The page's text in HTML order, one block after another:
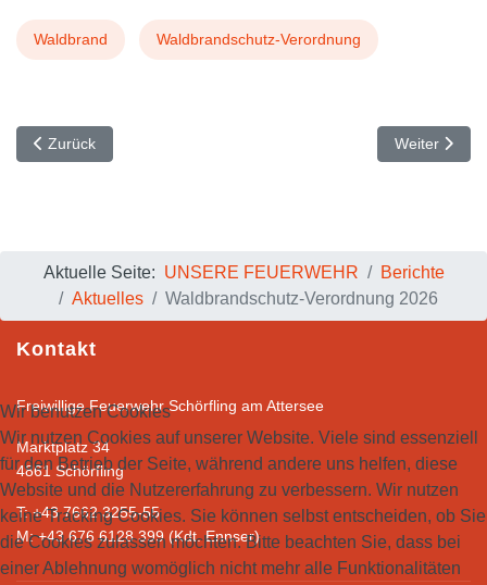
Waldbrand Waldbrandschutz-Verordnung
Vorheriger Beitrag: Neues RLF 2000 feierlich in Schörfling
Zurück Nächster
Weiter
Aktuelle Seite: UNSERE FEUERWEHR
Berichte
Aktuelles
Waldbrandschutz-Verordnung 2026
Kontakt
Freiwillige Feuerwehr Schörfling am Attersee
Marktplatz 34
4861 Schörfling
T: +43 7662 3255-55
M: +43 676 6128 399 (Kdt. Ennser)
Wir benutzen Cookies
Wir nutzen Cookies auf unserer Website. Viele sind essenziell
für den Betrieb der Seite, während andere uns helfen, diese
Website und die Nutzererfahrung zu verbessern. Wir nutzen
keine Tracking Cookies. Sie können selbst entscheiden, ob Sie
die Cookies zulassen möchten. Bitte beachten Sie, dass bei
einer Ablehnung womöglich nicht mehr alle Funktionalitäten